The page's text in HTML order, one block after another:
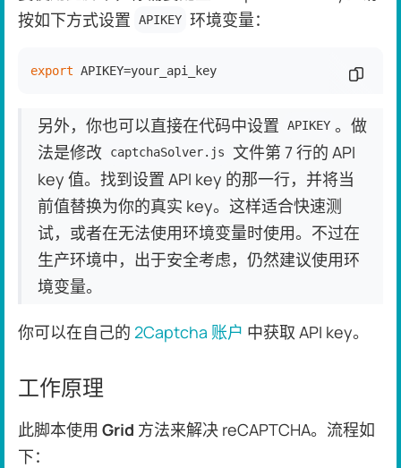
按如下方式设置
APIKEY 环境变量：
export APIKEY=your_api_key 复制代
另外，你也可以直接在代码中设置 APIKEY 。做
法是修改
captchaSolver.js
文件第 7 行的 API
key 值。找到设置 API key 的那一行，并将当
前值替换为你的真实 key。这样适合快速测
试，或者在无法使用环境变量时使用。不过在
生产环境中，出于安全考虑，仍然建议使用环
境变量。
你可以在自己的 2Captcha 账户 中获取 API key。
工作原理
此脚本使用 Grid 方法来解决 reCAPTCHA。流程如
下：